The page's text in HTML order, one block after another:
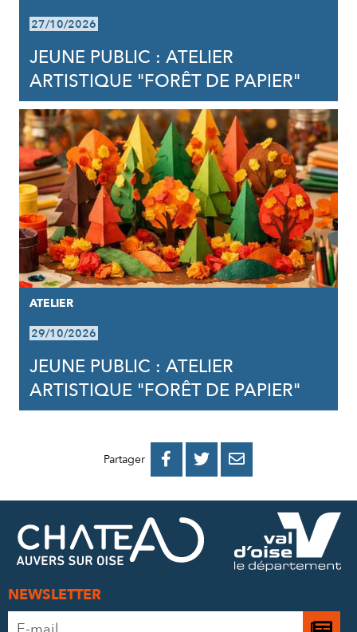
27/10/2026
JEUNE PUBLIC : ATELIER
ARTISTIQUE "FORÊT DE PAPIER"
ATELIER
29/10/2026
JEUNE PUBLIC : ATELIER
ARTISTIQUE "FORÊT DE PAPIER"
Partager 
PARTAGER
FACEBOOK
PARTAGER
PARTAGER
MAIL
NEWSLETTER
Adresse
